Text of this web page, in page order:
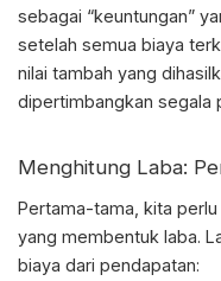
sebagai “keuntungan”
setelah semua biaya
nilai tambah yang
dipertimbangkan segala
Menghitung Laba:
Pertama-tama, kita
yang membentuk laba.
biaya dari pendapatan: